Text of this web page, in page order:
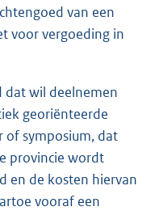
van een
voor vergoeding in
dat wil deelnemen
georiënteerde
of symposium, dat
provincie wordt
en de kosten hiervan
vooraf een